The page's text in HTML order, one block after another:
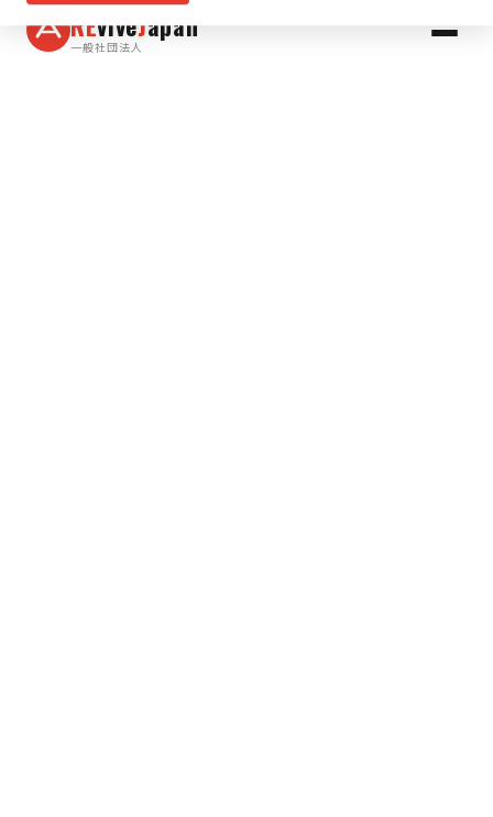
REviveJapan
一般社団法人